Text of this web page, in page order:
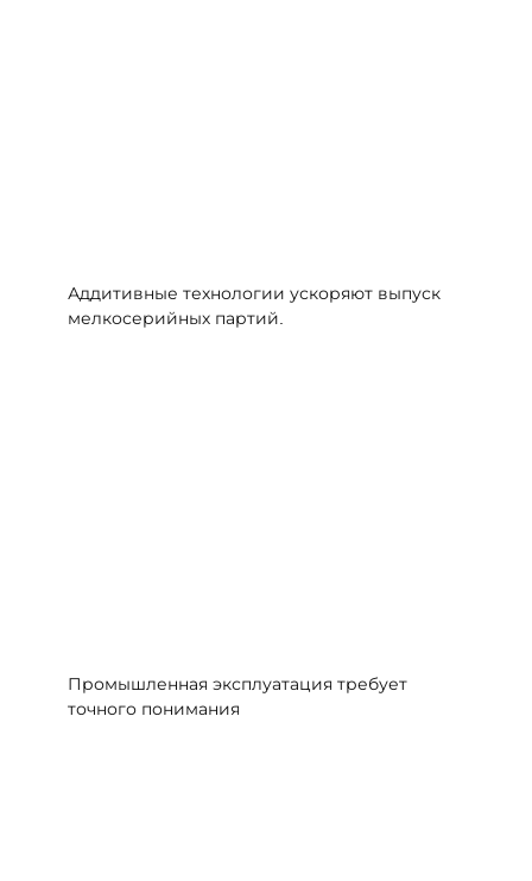
Аддитивные технологии ускоряют выпуск
мелкосерийных партий.
Промышленная эксплуатация требует
точного понимания